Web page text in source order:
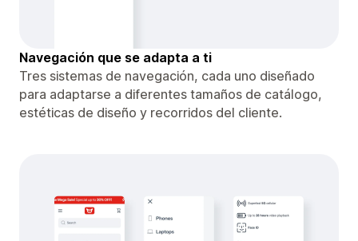
Navegación que se adapta a ti
Tres sistemas de navegación, cada uno diseñado
para adaptarse a diferentes tamaños de catálogo,
estéticas de diseño y recorridos del cliente.